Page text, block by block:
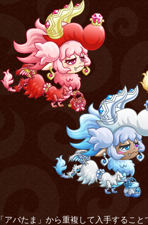
「アバたま」から重複して入手するこ